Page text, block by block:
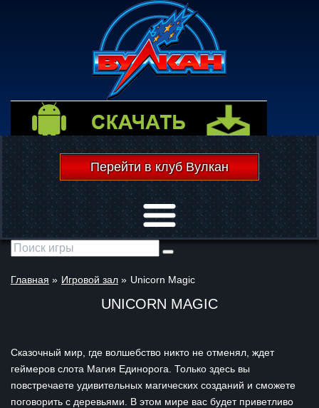
Перейти в клуб Вулкан
Открыть меню
Главная » Игровой зал » Unicorn Magic
UNICORN MAGIC
Сказочный мир, где волшебство никто не отменял, ждет
геймеров слота Магия Единорога. Только здесь вы
повстречаете удивительных магических созданий и сможете
поговорить с деревьями. В этом мире вас будет приветливо